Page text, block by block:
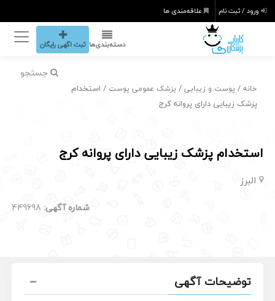
ورود / ثبت نام علاقه‌مندی ها
دسته‌بندی‌ها ثبت اگهی رایگان
جستجو
خانه / پوست و زیبایی / پزشک عمومی پوست / استخدام
پزشک زیبایی دارای پروانه کرج
استخدام پزشک زیبایی دارای پروانه کرج
البرز
شماره آگهی: 449698
توضیحات آگهی